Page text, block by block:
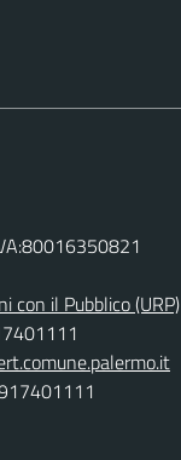
con il Pubblico (URP)